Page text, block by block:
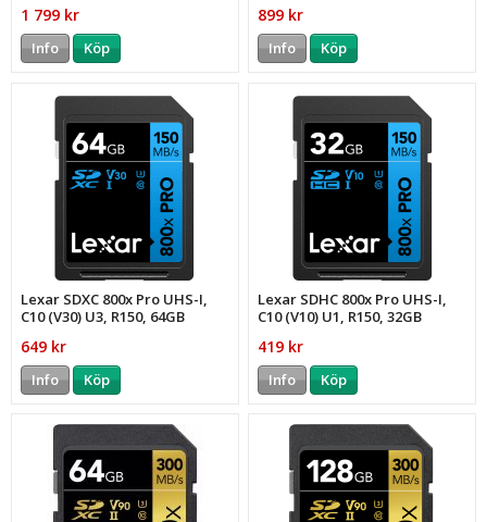
1 799 kr
Info Köp
899 kr
Info Köp
Lexar SDXC 800x Pro UHS-I,
C10 (V30) U3, R150, 64GB
649 kr
Info Köp
Lexar SDHC 800x Pro UHS-I,
C10 (V10) U1, R150, 32GB
419 kr
Info Köp